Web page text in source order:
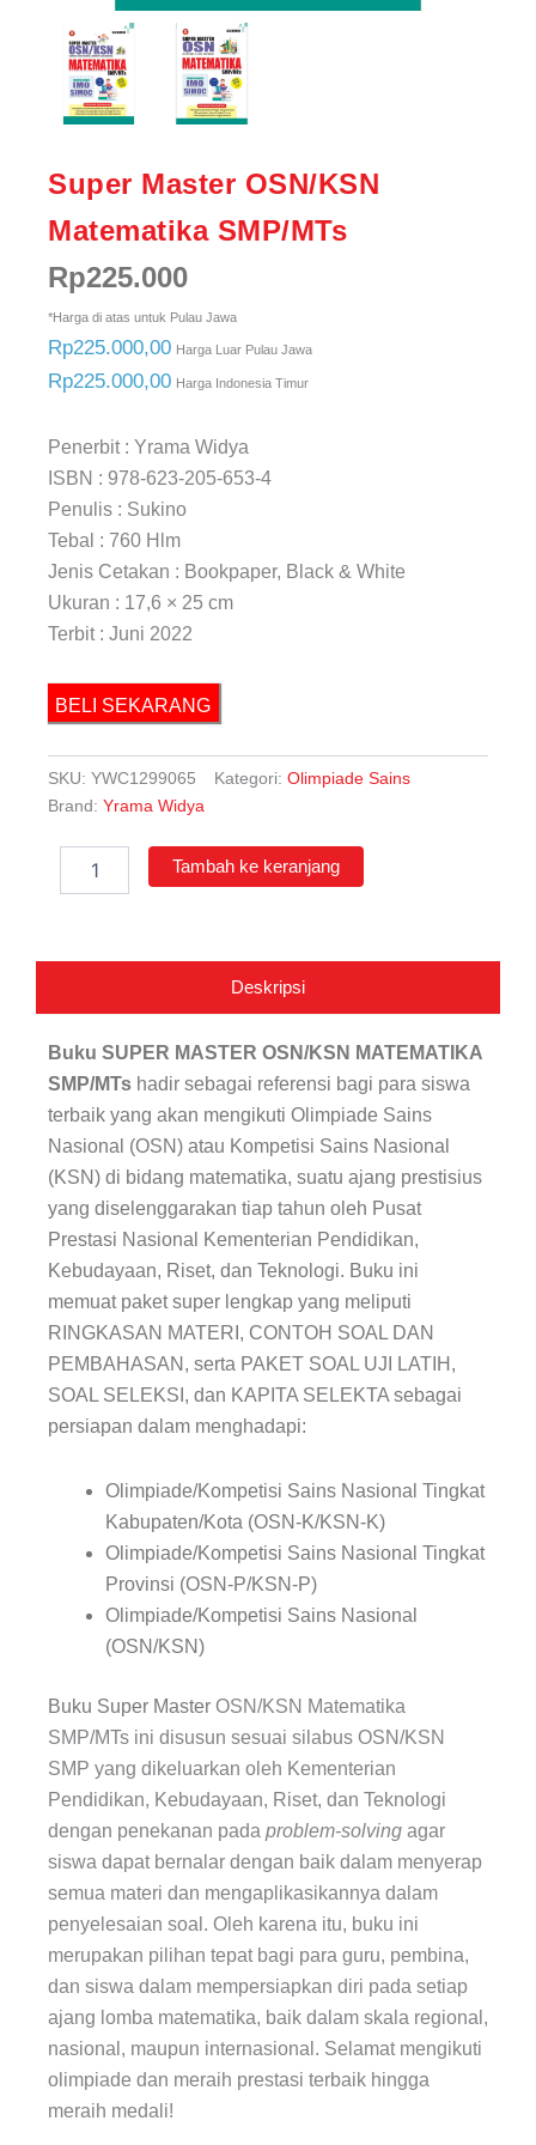
Super Master OSN/KSN
Matematika SMP/MTs
Rp225.000
*Harga di atas untuk Pulau Jawa
Rp225.000,00 Harga Luar Pulau Jawa
Rp225.000,00 Harga Indonesia Timur
Penerbit : Yrama Widya
ISBN : 978-623-205-653-4
Penulis : Sukino
Tebal : 760 Hlm
Jenis Cetakan : Bookpaper, Black & White
Ukuran : 17,6 × 25 cm
Terbit : Juni 2022
BELI SEKARANG
SKU: YWC1299065 Kategori: Olimpiade Sains
Brand: Yrama Widya
Super
Tambah ke keranjang
Deskripsi
Buku SUPER MASTER OSN/KSN MATEMATIKA
SMP/MTs hadir sebagai referensi bagi para siswa
terbaik yang akan mengikuti Olimpiade Sains
Nasional (OSN) atau Kompetisi Sains Nasional
(KSN) di bidang matematika, suatu ajang prestisius
yang diselenggarakan tiap tahun oleh Pusat
Prestasi Nasional Kementerian Pendidikan,
Kebudayaan, Riset, dan Teknologi. Buku ini
memuat paket super lengkap yang meliputi
RINGKASAN MATERI, CONTOH SOAL DAN
PEMBAHASAN, serta PAKET SOAL UJI LATIH,
SOAL SELEKSI, dan KAPITA SELEKTA sebagai
persiapan dalam menghadapi:
Olimpiade/Kompetisi Sains Nasional Tingkat
Kabupaten/Kota (OSN-K/KSN-K)
Olimpiade/Kompetisi Sains Nasional Tingkat
Provinsi (OSN-P/KSN-P)
Olimpiade/Kompetisi Sains Nasional
(OSN/KSN)
Buku Super Master OSN/KSN Matematika
SMP/MTs ini disusun sesuai silabus OSN/KSN
SMP yang dikeluarkan oleh Kementerian
Pendidikan, Kebudayaan, Riset, dan Teknologi
dengan penekanan pada problem-solving agar
siswa dapat bernalar dengan baik dalam menyerap
semua materi dan mengaplikasikannya dalam
penyelesaian soal. Oleh karena itu, buku ini
merupakan pilihan tepat bagi para guru, pembina,
dan siswa dalam mempersiapkan diri pada setiap
ajang lomba matematika, baik dalam skala regional,
nasional, maupun internasional. Selamat mengikuti
olimpiade dan meraih prestasi terbaik hingga
meraih medali!